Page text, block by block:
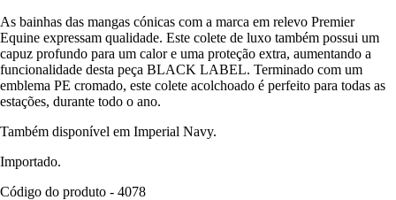
As bainhas das mangas cónicas com a marca em relevo Premier
Equine expressam qualidade. Este colete de luxo também possui um
capuz profundo para um calor e uma proteção extra, aumentando a
funcionalidade desta peça BLACK LABEL. Terminado com um
emblema PE cromado, este colete acolchoado é perfeito para todas as
estações, durante todo o ano.
Também disponível em Imperial Navy.
Importado.
Código do produto - 4078